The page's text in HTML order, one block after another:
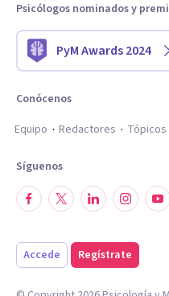
Psicólogos nominados y
PyM Awards 2024
Conócenos
Equipo
Redactores Tópicos
Síguenos
Accede Regístrate